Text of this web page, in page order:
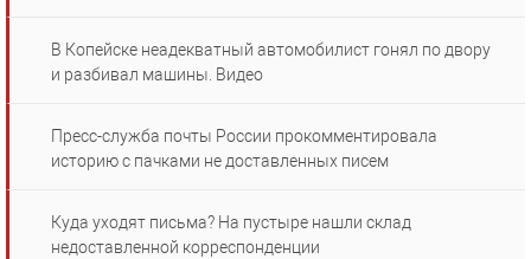
В Копейске неадекватный автомобилист гонял по двору
и разбивал машины. Видео
Пресс-служба почты России прокомментировала
историю с пачками не доставленных писем
Куда уходят письма? На пустыре нашли склад
недоставленной корреспонденции